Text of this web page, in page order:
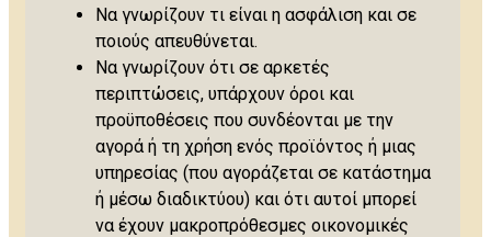
Να γνωρίζουν τι είναι η ασφάλιση και σε
ποιούς απευθύνεται.
Να γνωρίζουν ότι σε αρκετές
περιπτώσεις, υπάρχουν όροι και
προϋποθέσεις που συνδέονται με την
αγορά ή τη χρήση ενός προϊόντος ή μιας
υπηρεσίας (που αγοράζεται σε κατάστημα
ή μέσω διαδικτύου) και ότι αυτοί μπορεί
να έχουν μακροπρόθεσμες οικονομικές